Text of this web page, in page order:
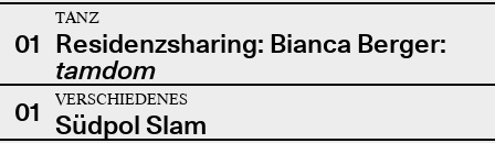
01
TANZ
Residenzsharing: Bianca Berger:
tamdom
01
VERSCHIEDENES
Südpol Slam